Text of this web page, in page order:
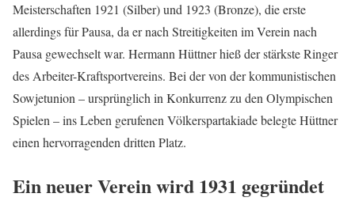
Meisterschaften 1921 (Silber) und 1923 (Bronze), die erste
allerdings für Pausa, da er nach Streitigkeiten im Verein nach
Pausa gewechselt war. Hermann Hüttner hieß der stärkste Ringer
des Arbeiter-Kraftsportvereins. Bei der von der kommunistischen
Sowjetunion – ursprünglich in Konkurrenz zu den Olympischen
Spielen – ins Leben gerufenen Völkerspartakiade belegte Hüttner
einen hervorragenden dritten Platz.
Ein neuer Verein wird 1931 gegründet